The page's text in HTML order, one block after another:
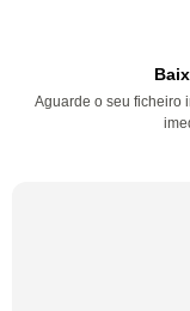
Aguarde o seu ficheiro